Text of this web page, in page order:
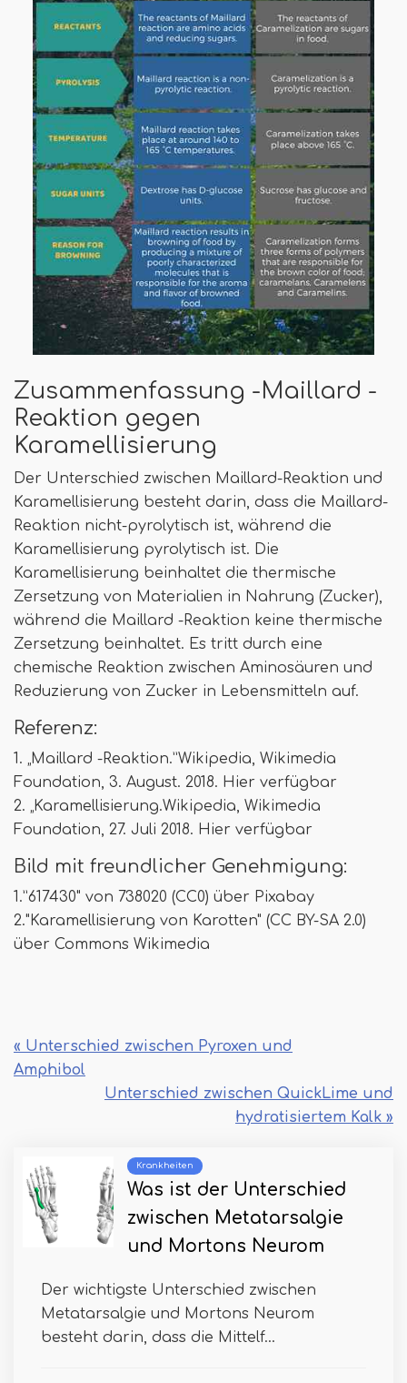
Zusammenfassung -Maillard -
Reaktion gegen
Karamellisierung
Der Unterschied zwischen Maillard-Reaktion und
Karamellisierung besteht darin, dass die Maillard-
Reaktion nicht-pyrolytisch ist, während die
Karamellisierung pyrolytisch ist. Die
Karamellisierung beinhaltet die thermische
Zersetzung von Materialien in Nahrung (Zucker),
während die Maillard -Reaktion keine thermische
Zersetzung beinhaltet. Es tritt durch eine
chemische Reaktion zwischen Aminosäuren und
Reduzierung von Zucker in Lebensmitteln auf.
Referenz:
1. „Maillard -Reaktion.”Wikipedia, Wikimedia
Foundation, 3. August. 2018. Hier verfügbar
2. „Karamellisierung.Wikipedia, Wikimedia
Foundation, 27. Juli 2018. Hier verfügbar
Bild mit freundlicher Genehmigung:
1.”617430" von 738020 (CC0) über Pixabay
2."Karamellisierung von Karotten" (CC BY-SA 2.0)
über Commons Wikimedia
« Unterschied zwischen Pyroxen und
Amphibol
Unterschied zwischen QuickLime und
hydratisiertem Kalk »
Krankheiten
Was ist der Unterschied
zwischen Metatarsalgie
und Mortons Neurom
Der wichtigste Unterschied zwischen
Metatarsalgie und Mortons Neurom
besteht darin, dass die Mittelf...